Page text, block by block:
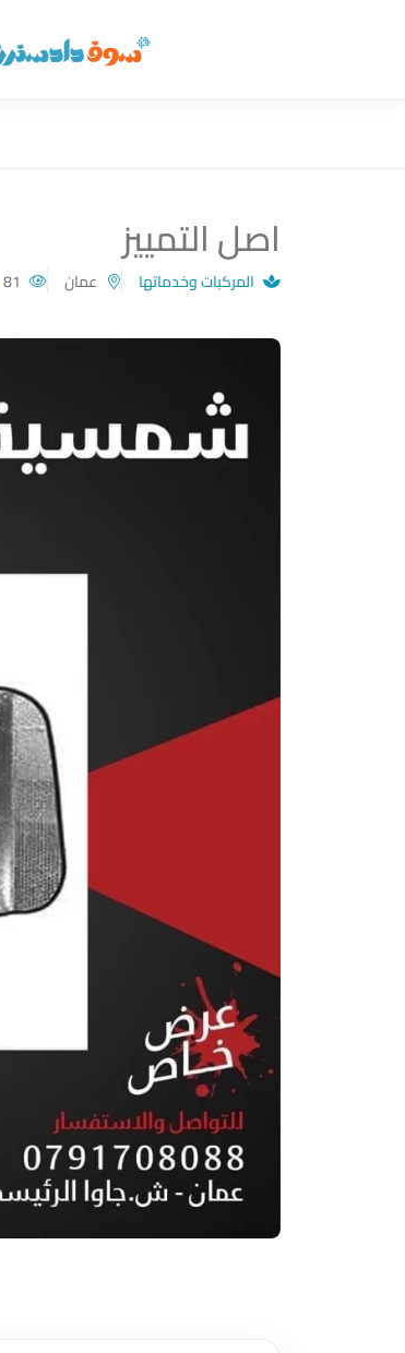
سوق دادسترز الرئيسية
اصل التمييز
المركبات وخدماتها عمان